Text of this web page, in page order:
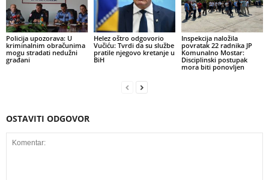
Policija upozorava: U
kriminalnim obračunima
mogu stradati nedužni
građani
Helez oštro odgovorio
Vučiću: Tvrdi da su službe
pratile njegovo kretanje u
BiH
Inspekcija naložila
povratak 22 radnika JP
Komunalno Mostar:
Disciplinski postupak
mora biti ponovljen
OSTAVITI ODGOVOR